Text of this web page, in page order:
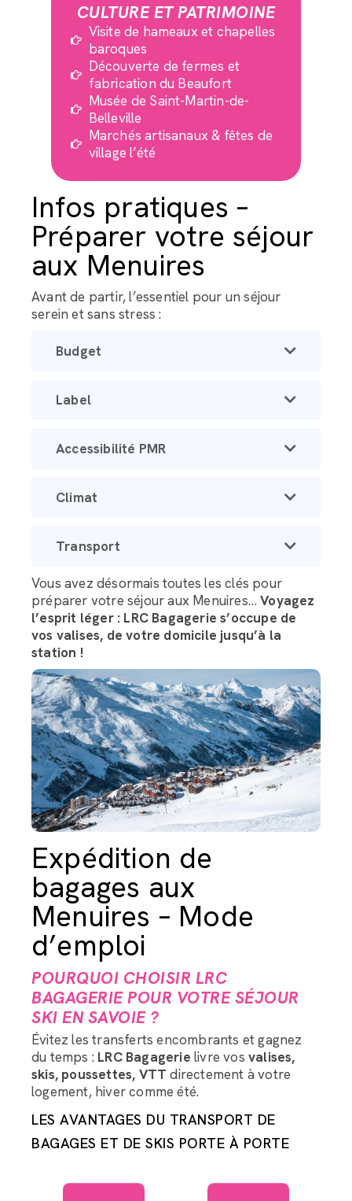
CULTURE ET PATRIMOINE
Visite de hameaux et chapelles
baroques
Découverte de fermes et
fabrication du Beaufort
Musée de Saint-Martin-de-
Belleville
Marchés artisanaux & fêtes de
village l’été
Infos pratiques –
Préparer votre séjour
aux Menuires
Avant de partir, l’essentiel pour un séjour
serein et sans stress :
Budget
Label
Accessibilité PMR
Climat
Transport
Vous avez désormais toutes les clés pour
préparer votre séjour aux Menuires…Voyagez
l’esprit léger : LRC Bagagerie s’occupe de
vos valises, de votre domicile jusqu’à la
station !
Expédition de
bagages aux
Menuires – Mode
d’emploi
POURQUOI CHOISIR LRC
BAGAGERIE POUR VOTRE SÉJOUR
SKI EN SAVOIE ?
Évitez les transferts encombrants et gagnez
du temps : LRC Bagagerie livre vosvalises,
skis, poussettes, VTT directement à votre
logement, hiver comme été.
LES AVANTAGES DU TRANSPORT DE
BAGAGES ET DE SKIS PORTE À PORTE